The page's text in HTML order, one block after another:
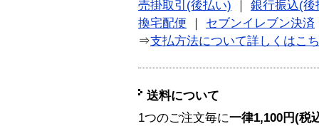
売掛取引(後払い)
銀行振込(後
換宅配便
セブンイレブン決済
⇒支払方法について詳しくはこ
送料について
1つのご注文毎に一律1,100円(税